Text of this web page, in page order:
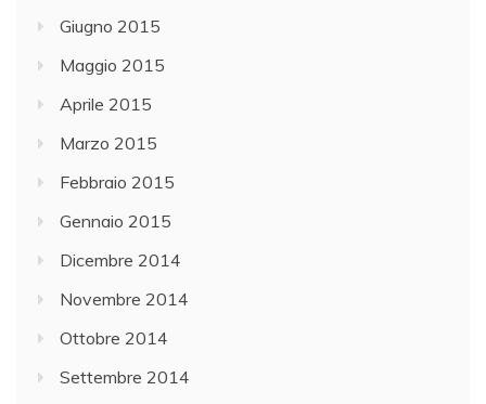
Giugno 2015
Maggio 2015
Aprile 2015
Marzo 2015
Febbraio 2015
Gennaio 2015
Dicembre 2014
Novembre 2014
Ottobre 2014
Settembre 2014